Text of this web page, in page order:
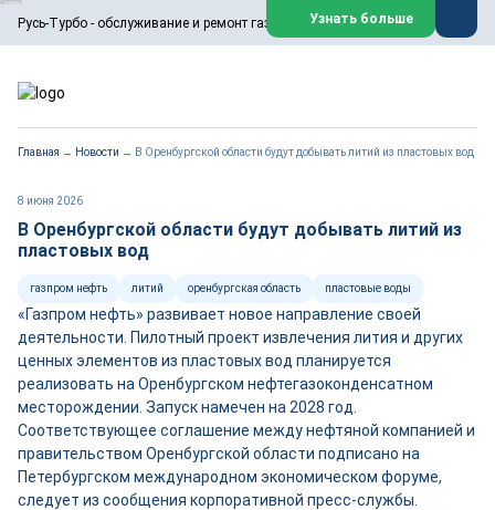
Русь-Турбо - обслуживание и ремонт газовых паровых турбин
ООО «Русь-Турбо» занимается сервисом газовых и паровых
турбин, комплексным ремонтом, восстановлением,
техническим обслуживанием оборудования ТЭС,
работают на нефтегазовых, нефтехимических,
металлургических и других предприятиях.
Реклама. ООО «Русь-Турбо», ИНН 7802588950
Узнать больше
Главная → Новости → В Оренбургской области будут добывать литий из пластовых вод
8 июня 2026
В Оренбургской области будут добывать литий из
пластовых вод
газпром нефть литий оренбургская область пластовые воды
«Газпром нефть» развивает новое направление своей
деятельности. Пилотный проект извлечения лития и других
ценных элементов из пластовых вод планируется
реализовать на Оренбургском нефтегазоконденсатном
месторождении. Запуск намечен на 2028 год.
Соответствующее соглашение между нефтяной компанией и
правительством Оренбургской области подписано на
Петербургском международном экономическом форуме,
следует из сообщения корпоративной пресс-службы.